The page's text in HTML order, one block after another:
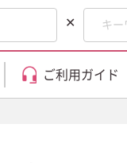
✕
ご利用ガイド